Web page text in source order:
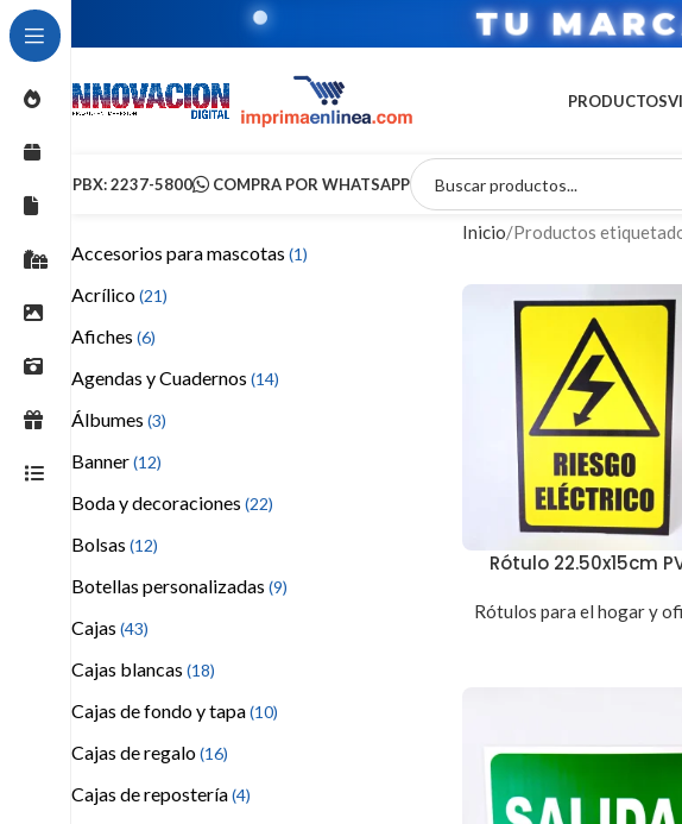
TU
PRODUCTOS
PBX: 2237-5800 COMPRA POR WHATSAPP
Accesorios para mascotas (1)
Acrílico(21)
Afiches (6)
Agendas y Cuadernos (14)
Álbumes (3)
Banner(12)
Boda y decoraciones (22)
Bolsas (12)
Botellas personalizadas (9)
Cajas (43)
Cajas blancas (18)
Cajas de fondo y tapa(10)
Cajas de regalo(16)
Cajas de repostería(4)
Inicio Productos
Rótulo 22.50x15cm
Rótulos para el hogar y